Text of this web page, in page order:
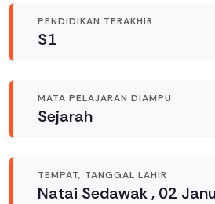
PENDIDIKAN TERAKHIR
S1
MATA PELAJARAN DIAMPU
Sejarah
TEMPAT, TANGGAL LAHIR
Natai Sedawak , 02